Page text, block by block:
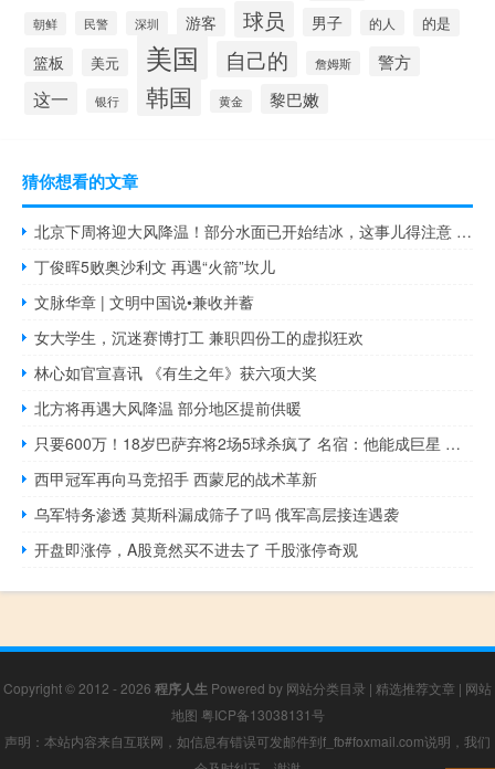
朝鲜 民警 深圳 游客 球员 男子 的人 的是
篮板 美元 美国 自己的 詹姆斯 警方
这一 银行 韩国 黄金 黎巴嫩
猜你想看的文章
北京下周将迎大风降温！部分水面已开始结冰，这事儿得注意 体感寒冷注意防范
丁俊晖5败奥沙利文 再遇“火箭”坎儿
文脉华章 | 文明中国说•兼收并蓄
女大学生，沉迷赛博打工 兼职四份工的虚拟狂欢
林心如官宣喜讯 《有生之年》获六项大奖
北方将再遇大风降温 部分地区提前供暖
只要600万！18岁巴萨弃将2场5球杀疯了 名宿：他能成巨星 切尔西新星闪耀欧协联
西甲冠军再向马竞招手 西蒙尼的战术革新
乌军特务渗透 莫斯科漏成筛子了吗 俄军高层接连遇袭
开盘即涨停，A股竟然买不进去了 千股涨停奇观
Copyright © 2012 - 2026 程序人生 Powered by 网站分类目录 | 精选推荐文章 | 网站
地图 粤ICP备13038131号
声明：本站内容来自互联网，如信息有错误可发邮件到f_fb#foxmail.com说明，我们